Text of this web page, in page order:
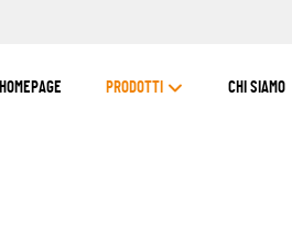
HOMEPAGE PRODOTTI CHI SIAMO